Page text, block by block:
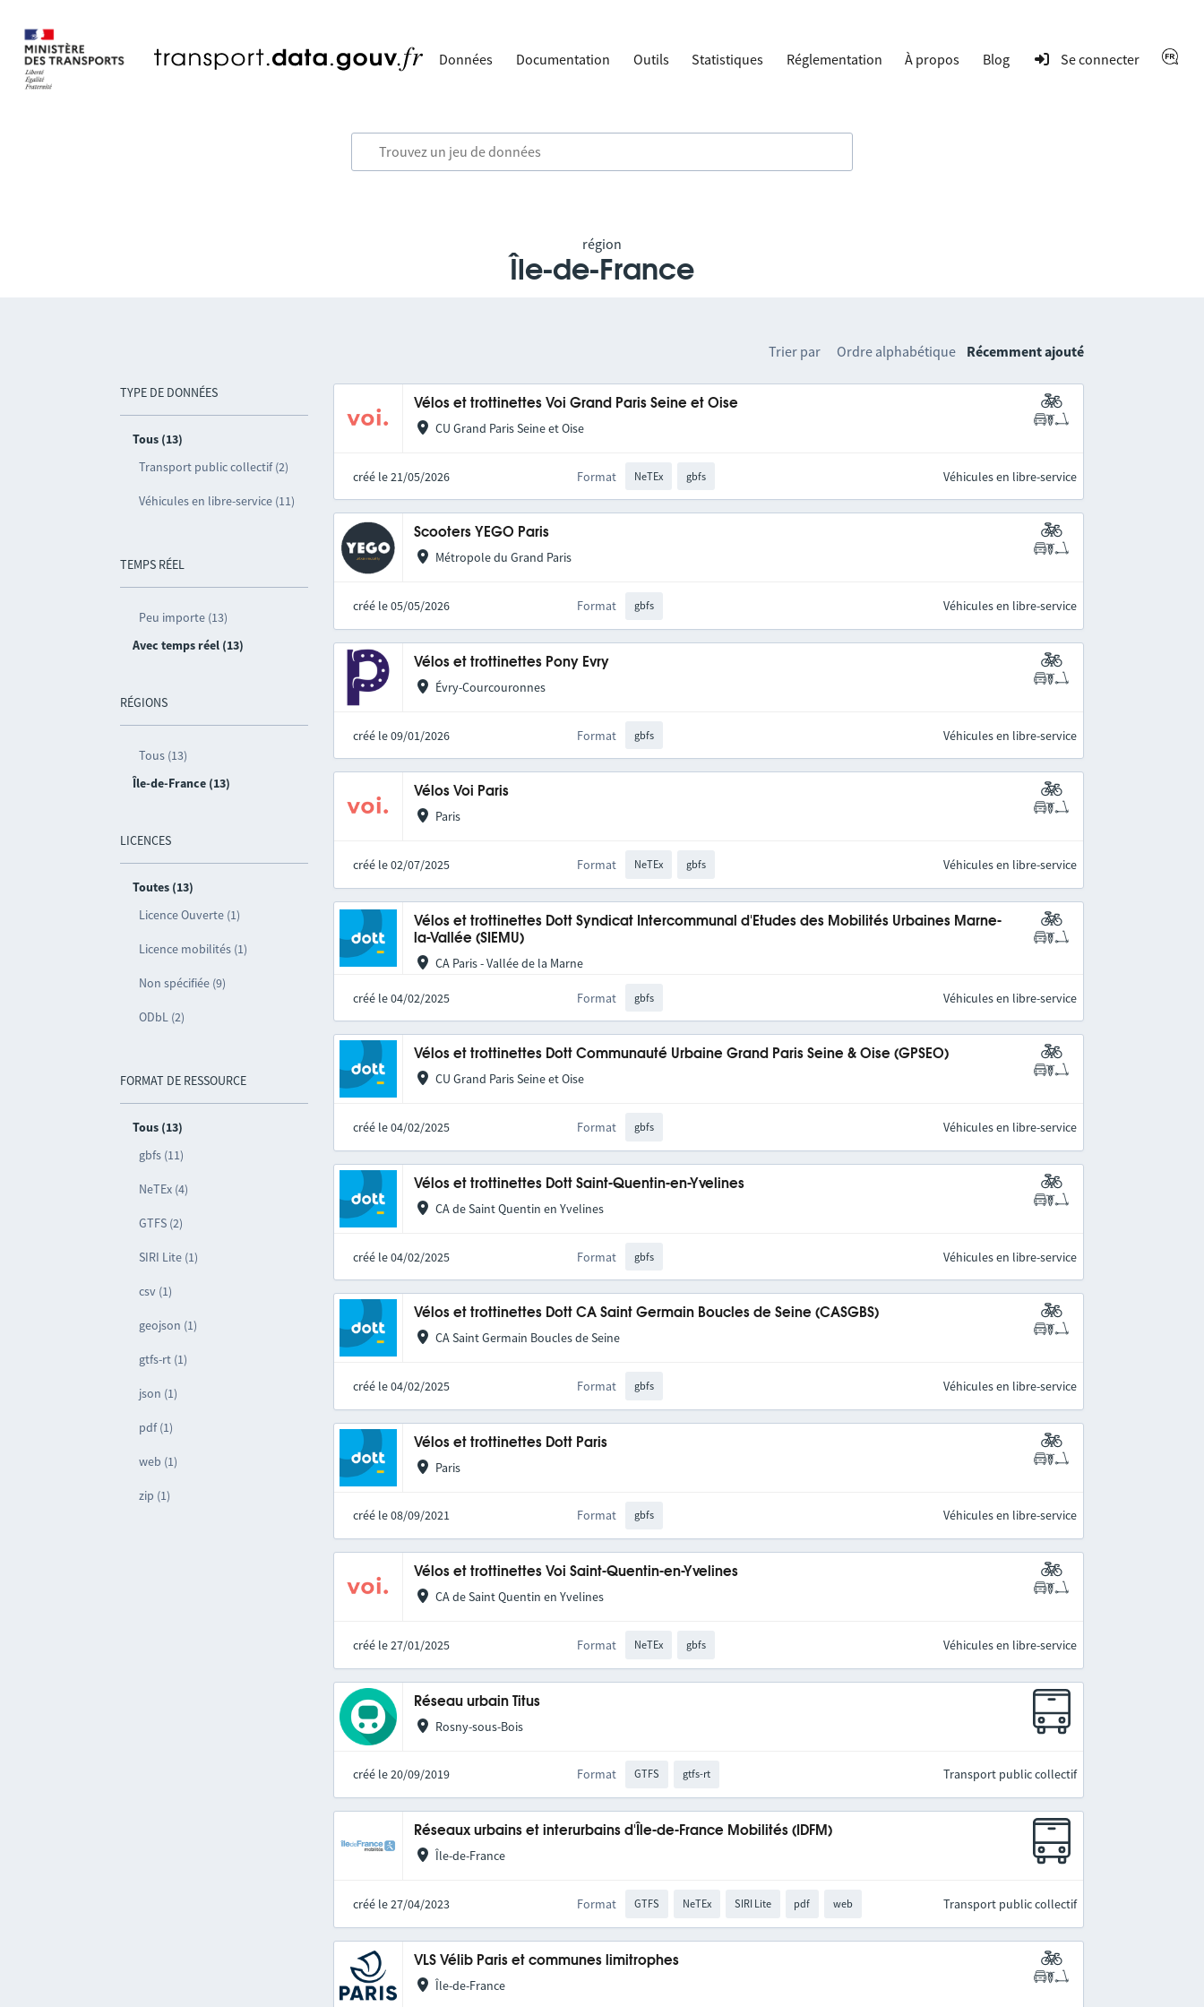
Données Documentation Outils Statistiques Réglementation À propos Blog Se connecter
région
Île-de-France
TYPE DE DONNÉES
Tous (13)
Transport public collectif (2)
Véhicules en libre-service (11)
TEMPS RÉEL
Peu importe (13)
Avec temps réel (13)
RÉGIONS
Tous (13)
Île-de-France (13)
LICENCES
Toutes (13)
Licence Ouverte (1)
Licence mobilités (1)
Non spécifiée (9)
ODbL (2)
FORMAT DE RESSOURCE
Tous (13)
gbfs (11)
NeTEx (4)
GTFS (2)
SIRI Lite (1)
csv (1)
geojson (1)
gtfs-rt (1)
json (1)
pdf (1)
web (1)
zip (1)
Trier par Ordre alphabétique Récemment ajouté
Vélos et trottinettes Voi Grand Paris Seine et Oise
CU Grand Paris Seine et Oise
créé le 21/05/2026 Format NeTEx gbfs Véhicules en libre-service
Scooters YEGO Paris
Métropole du Grand Paris
créé le 05/05/2026 Format gbfs Véhicules en libre-service
Vélos et trottinettes Pony Evry
Évry-Courcouronnes
créé le 09/01/2026 Format gbfs Véhicules en libre-service
Vélos Voi Paris
Paris
créé le 02/07/2025 Format NeTEx gbfs Véhicules en libre-service
Vélos et trottinettes Dott Syndicat Intercommunal d'Etudes des Mobilités Urbaines Marne-
la-Vallée (SIEMU)
CA Paris - Vallée de la Marne
créé le 04/02/2025 Format gbfs Véhicules en libre-service
Vélos et trottinettes Dott Communauté Urbaine Grand Paris Seine & Oise (GPSEO)
CU Grand Paris Seine et Oise
créé le 04/02/2025 Format gbfs Véhicules en libre-service
Vélos et trottinettes Dott Saint-Quentin-en-Yvelines
CA de Saint Quentin en Yvelines
créé le 04/02/2025 Format gbfs Véhicules en libre-service
Vélos et trottinettes Dott CA Saint Germain Boucles de Seine (CASGBS)
CA Saint Germain Boucles de Seine
créé le 04/02/2025 Format gbfs Véhicules en libre-service
Vélos et trottinettes Dott Paris
Paris
créé le 08/09/2021 Format gbfs Véhicules en libre-service
Vélos et trottinettes Voi Saint-Quentin-en-Yvelines
CA de Saint Quentin en Yvelines
créé le 27/01/2025 Format NeTEx gbfs Véhicules en libre-service
Réseau urbain Titus
Rosny-sous-Bois
créé le 20/09/2019 Format GTFS gtfs-rt Transport public collectif
Réseaux urbains et interurbains d'Île-de-France Mobilités (IDFM)
Île-de-France
créé le 27/04/2023 Format GTFS NeTEx SIRI Lite pdf web Transport public collectif
VLS Vélib Paris et communes limitrophes
Île-de-France